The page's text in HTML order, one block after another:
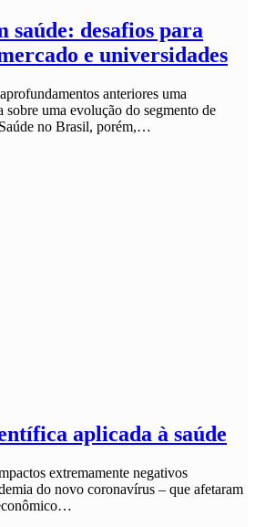
saúde: desafios para
e universidades
anteriores uma
sobre uma evolução do segmento de
no Brasil, porém,…
aplicada à saúde
extremamente negativos
do novo coronavírus – que afetaram